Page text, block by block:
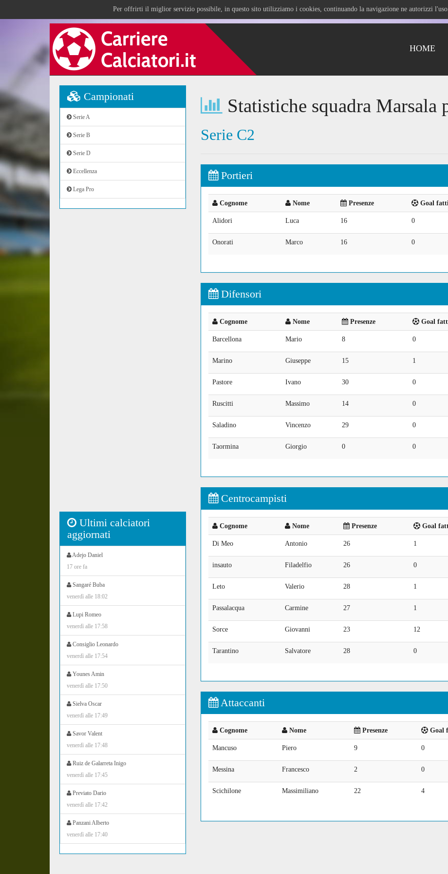
Per offrirti il miglior servizio possibile, in questo sito utilizziamo i cookies, continuando la navigazione ne autorizzi
HOME
Campionati
Serie A
Serie B
Serie D
Eccellenza
Lega Pro
Ultimi calciatori
aggiornati
Adejo Daniel
17 ore fa
Sangaré Buba
venerdì alle 18:02
Lupi Romeo
venerdì alle 17:58
Consiglio Leonardo
venerdì alle 17:54
Younes Amin
venerdì alle 17:50
Sielva Oscar
venerdì alle 17:49
Savor Valent
venerdì alle 17:48
Ruiz de Galarreta Inigo
venerdì alle 17:45
Previato Dario
venerdì alle 17:42
Panzani Alberto
venerdì alle 17:40
Statistiche squadra Marsala
Serie C2
Portieri
Cognome Nome Presenze Goal
Alidori Luca 16 0
Onorati Marco 16 0
Difensori
Cognome Nome Presenze Goal
Barcellona Mario 8 0
Marino Giuseppe 15 1
Pastore Ivano 30 0
Ruscitti Massimo 14 0
Saladino Vincenzo 29 0
Taormina Giorgio 0 0
Centrocampisti
Cognome Nome Presenze Goal
Di Meo Antonio 26 1
insauto Filadelfio 26 0
Leto Valerio 28 1
Passalacqua Carmine 27 1
Sorce Giovanni 23 12
Tarantino Salvatore 28 0
Attaccanti
Cognome Nome Presenze Goal
Mancuso Piero 9 0
Messina Francesco 2 0
Scichilone Massimiliano 22 4